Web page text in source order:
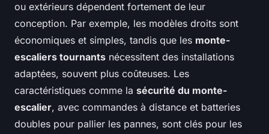
ou extérieurs dépendent fortement de leur
conception. Par exemple, les modèles droits sont
économiques et simples, tandis que les monte-
escaliers tournants nécessitent des installations
adaptées, souvent plus coûteuses. Les
caractéristiques comme la sécurité du monte-
escalier, avec commandes à distance et batteries
doubles pour pallier les pannes, sont clés pour les